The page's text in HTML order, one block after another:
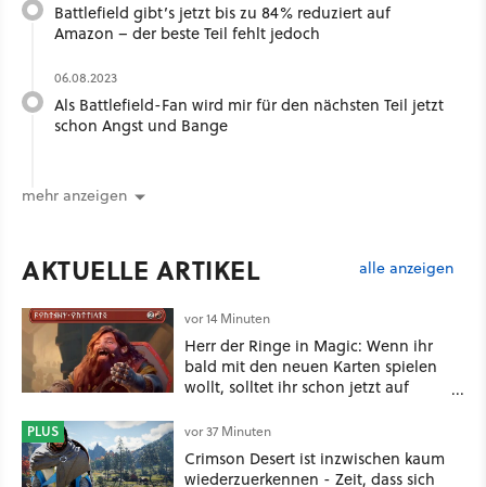
Battlefield gibt’s jetzt bis zu 84% reduziert auf
Amazon – der beste Teil fehlt jedoch
06.08.2023
Als Battlefield-Fan wird mir für den nächsten Teil jetzt
schon Angst und Bange
mehr anzeigen
AKTUELLE ARTIKEL alle anzeigen
vor 14 Minuten
Herr der Ringe in Magic: Wenn ihr
bald mit den neuen Karten spielen
wollt, solltet ihr schon jetzt auf
PLUS vor 37 Minuten
Crimson Desert ist inzwischen kaum
wiederzuerkennen - Zeit, dass sich